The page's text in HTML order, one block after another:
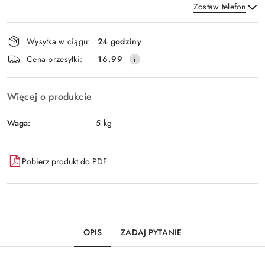
Zostaw telefon
Wyślij
Dostępność
i
dostawa
Wysyłka w ciągu:
24 godziny
Cena przesyłki:
16.99
Więcej o produkcie
Waga: 5 kg
Pobierz produkt do PDF
OPIS ZADAJ PYTANIE